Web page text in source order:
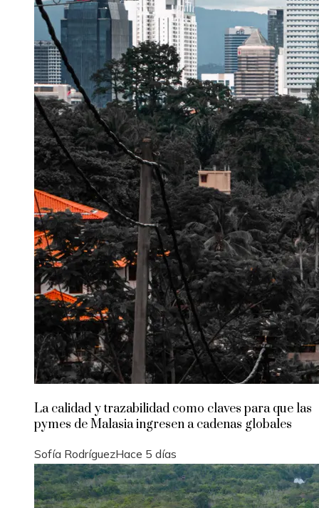
La calidad y trazabilidad como claves para que las
pymes de Malasia ingresen a cadenas globales
Sofía RodríguezHace 5 días